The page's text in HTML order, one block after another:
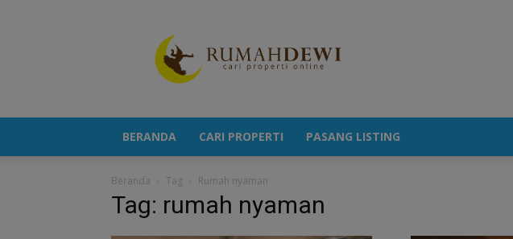
Berita
Properti
Terkini
BERANDA CARI PROPERTI PASANG LISTING
Beranda Tag Rumah nyaman
Tag: rumah nyaman